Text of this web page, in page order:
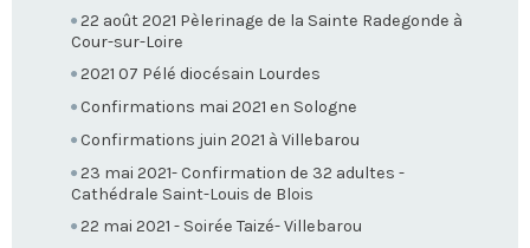
22 août 2021 Pèlerinage de la Sainte Radegonde à
Cour-sur-Loire
2021 07 Pélé diocésain Lourdes
Confirmations mai 2021 en Sologne
Confirmations juin 2021 à Villebarou
23 mai 2021- Confirmation de 32 adultes -
Cathédrale Saint-Louis de Blois
22 mai 2021 - Soirée Taizé- Villebarou